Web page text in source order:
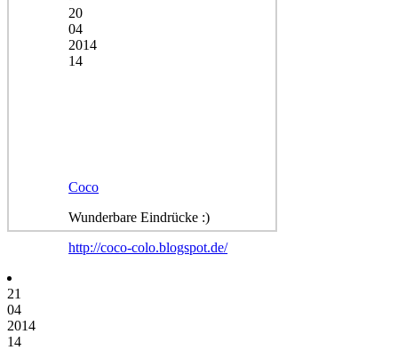
20
04
2014
14
Coco
Wunderbare Eindrücke :)
http://coco-colo.blogspot.de/
21
04
2014
14